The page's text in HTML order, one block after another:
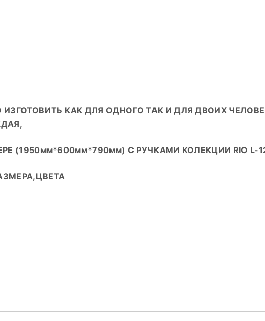
КАК ДЛЯ ОДНОГО ТАК И ДЛЯ ДВОИХ
(1950мм*600мм*790мм) С РУЧКАМИ КОЛЕКЦИИ RIO L-